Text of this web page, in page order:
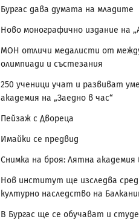
Бургас дава думата на младите
Ново монографично издание на
МОН отличи медалисти от
олимпиади и състезания
250 ученици учат и развиват
академия на „Заедно в час“
Пейзаж с Двореца
Имайки се предвид
Снимка на броя: Лятна академия
Нов институт ще изследва
културно наследство на
В Бургас ще се обучават и